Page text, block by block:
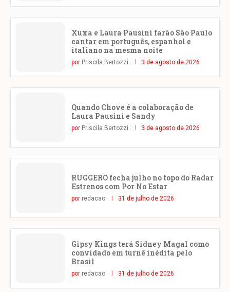
Xuxa e Laura Pausini farão São Paulo
cantar em português, espanhol e
italiano na mesma noite
por Priscila Bertozzi 3 de agosto de 2026
Quando Chove é a colaboração de
Laura Pausini e Sandy
por Priscila Bertozzi 3 de agosto de 2026
RUGGERO fecha julho no topo do Radar
Estrenos com Por No Estar
por redacao 31 de julho de 2026
Gipsy Kings terá Sidney Magal como
convidado em turnê inédita pelo
Brasil
por redacao 31 de julho de 2026